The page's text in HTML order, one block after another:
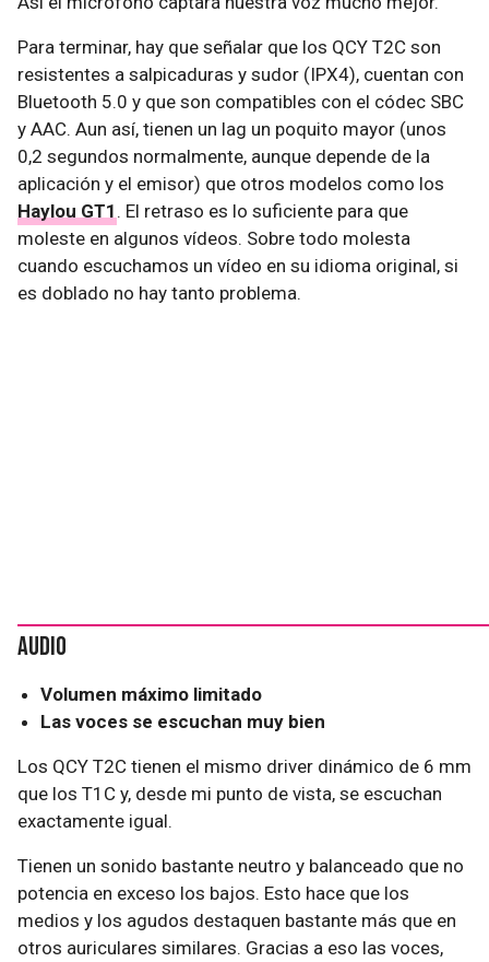
Para terminar, hay que señalar que los QCY T2C son
resistentes a salpicaduras y sudor (IPX4), cuentan con
Bluetooth 5.0 y que son compatibles con el códec SBC
y AAC. Aun así, tienen un lag un poquito mayor (unos
0,2 segundos normalmente, aunque depende de la
aplicación y el emisor) que otros modelos como los
Haylou GT1 . El retraso es lo suficiente para que
moleste en algunos vídeos. Sobre todo molesta
cuando escuchamos un vídeo en su idioma original, si
es doblado no hay tanto problema.
Audio
Volumen máximo limitado
Las voces se escuchan muy bien
Los QCY T2C tienen el mismo driver dinámico de 6 mm
que los T1C y, desde mi punto de vista, se escuchan
exactamente igual.
Tienen un sonido bastante neutro y balanceado que no
potencia en exceso los bajos. Esto hace que los
medios y los agudos destaquen bastante más que en
otros auriculares similares. Gracias a eso las voces,